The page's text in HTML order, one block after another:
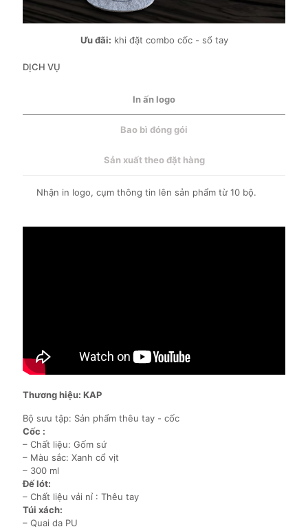
Ưu đãi: khi đặt combo cốc - sổ tay
DỊCH VỤ
In ấn logo
Bao bì đóng gói
Sản xuất theo đặt hàng
Nhận in logo, cụm thông tin lên sản phẩm từ 10 bộ.
Thương hiệu: KAP
Bộ sưu tập: Sản phẩm thêu tay - cốc
Cốc :
– Chất liệu: Gốm sứ
– Màu sắc: Xanh cổ vịt
– 300 ml
Đế lót:
– Chất liệu vải nỉ : Thêu tay
Túi xách:
– Quai da PU